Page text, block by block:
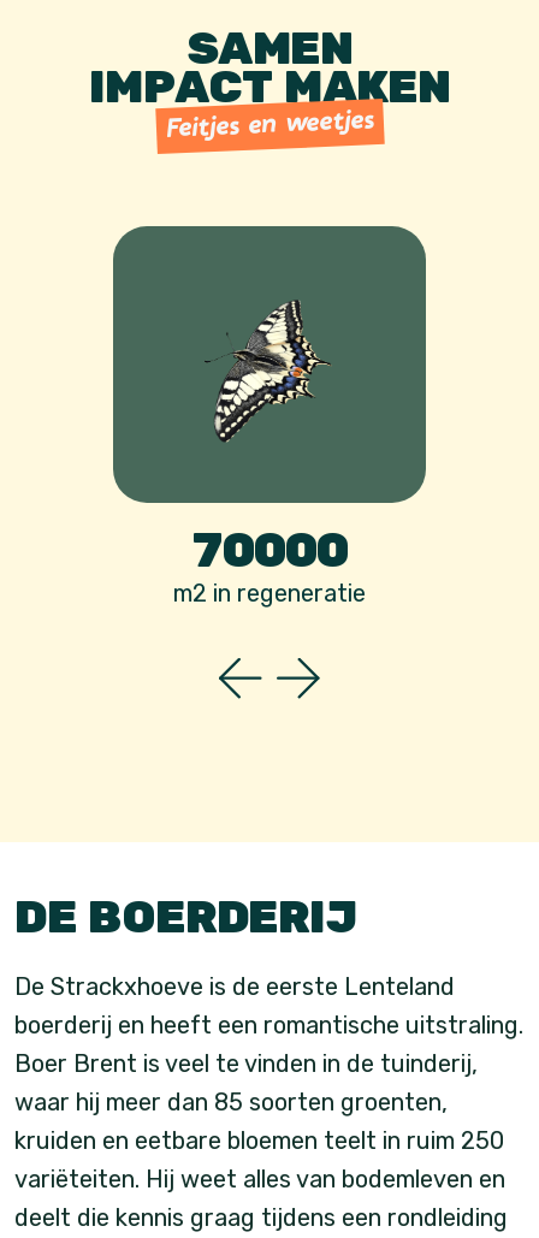
SAMEN
IMPACT MAKEN
Feitjes en weetjes
70000
m2 in regeneratie
DE BOERDERIJ
De Strackxhoeve is de eerste Lenteland
boerderij en heeft een romantische uitstraling.
Boer Brent is veel te vinden in de tuinderij,
waar hij meer dan 85 soorten groenten,
kruiden en eetbare bloemen teelt in ruim 250
variëteiten. Hij weet alles van bodemleven en
deelt die kennis graag tijdens een rondleiding